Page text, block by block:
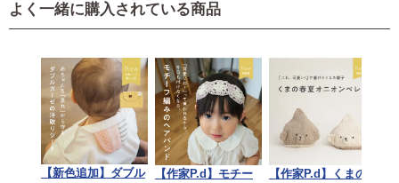
よく一緒に購入されている商品
【新色追加】ダブル
【作家P.d】モチー
【作家P.d】くまの